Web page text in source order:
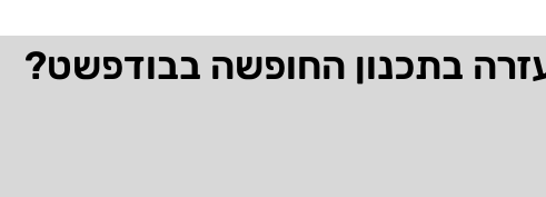
בתכנון החופשה בבודפשט?